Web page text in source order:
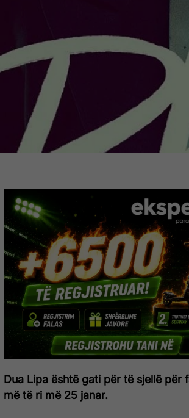
Dua Lipa është gati për të sjellë për
më të ri më 25 janar.